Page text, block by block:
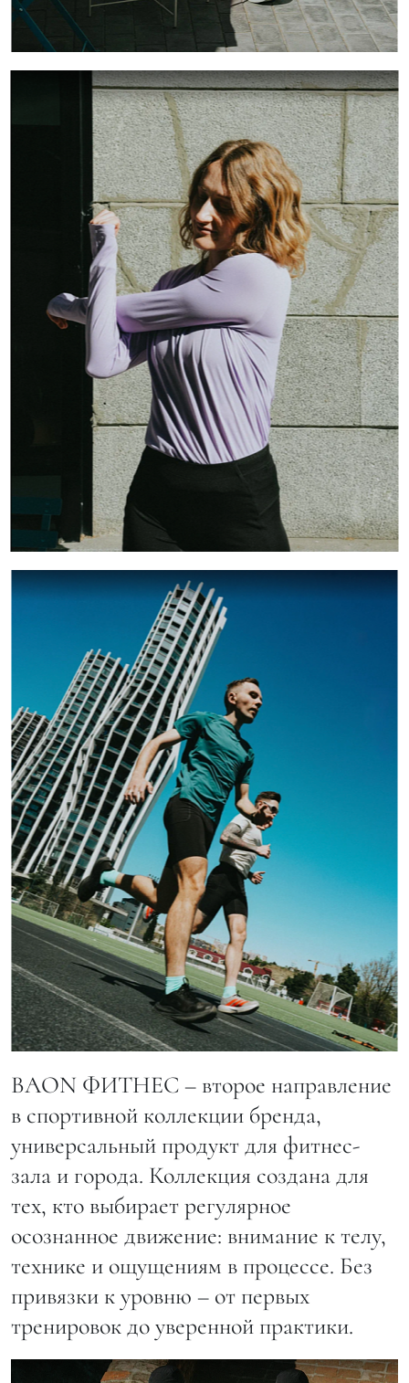
BAON ФИТНЕС – второе направление
в спортивной коллекции бренда,
универсальный продукт для фитнес-
зала и города. Коллекция создана для
тех, кто выбирает регулярное
осознанное движение: внимание к телу,
технике и ощущениям в процессе. Без
привязки к уровню – от первых
тренировок до уверенной практики.